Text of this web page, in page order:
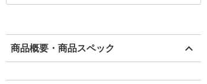
商品概要・商品スペック